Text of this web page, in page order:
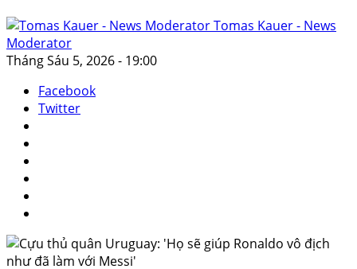
Tomas Kauer - News
Moderator
Tháng Sáu 5, 2026 - 19:00
Facebook
Twitter